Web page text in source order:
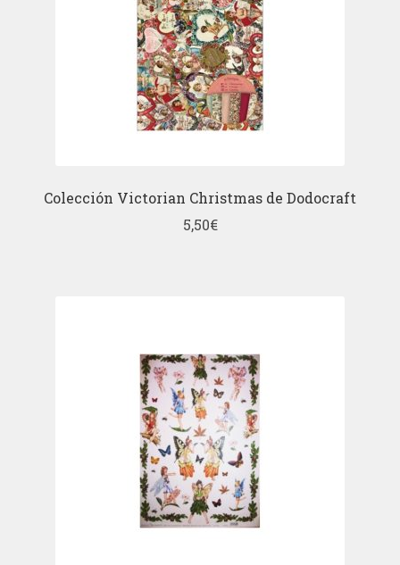
Colección Victorian Christmas de Dodocraft
5,50€